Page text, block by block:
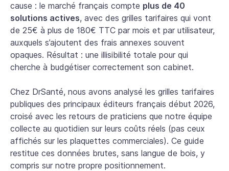
cause : le marché français compte plus de 40
solutions actives, avec des grilles tarifaires qui vont
de 25€ à plus de 180€ TTC par mois et par utilisateur,
auxquels s’ajoutent des frais annexes souvent
opaques. Résultat : une illisibilité totale pour qui
cherche à budgétiser correctement son cabinet.
Chez DrSanté, nous avons analysé les grilles tarifaires
publiques des principaux éditeurs français début 2026,
croisé avec les retours de praticiens que notre équipe
collecte au quotidien sur leurs coûts réels (pas ceux
affichés sur les plaquettes commerciales). Ce guide
restitue ces données brutes, sans langue de bois, y
compris sur notre propre positionnement.